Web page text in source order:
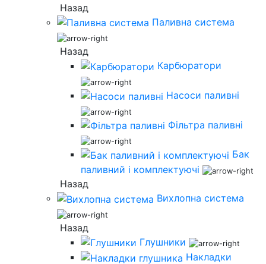
Назад
Паливна система
Назад
Карбюратори
Насоси паливні
Фільтра паливні
Бак
паливний і комплектуючі
Назад
Вихлопна система
Назад
Глушники
Накладки